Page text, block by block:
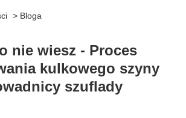
> Bloga
nie wiesz - Proces
kulkowego szyny
szuflady